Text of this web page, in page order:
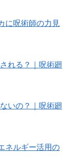
に呪術師の力見
れる？｜呪術廻
いの？｜呪術廻
ネルギー活用の